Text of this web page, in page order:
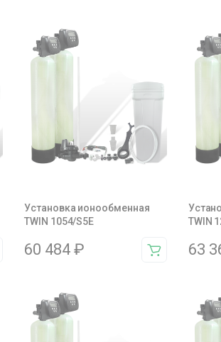
Установка ионообменная
TWIN 1054/S5E
60 484 ₽
TWIN
63